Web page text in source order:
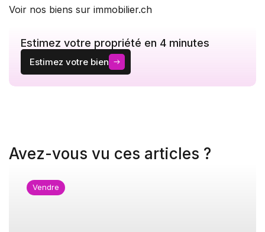
Voir nos biens sur immobilier.ch
Estimez votre propriété en 4 minutes
Estimez votre bien
Avez-vous vu ces articles ?
Vendre